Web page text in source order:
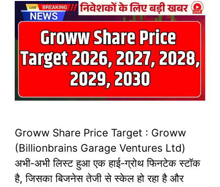
Groww Share Price Target : Groww
(Billionbrains Garage Ventures Ltd)
अभी‑अभी लिस्ट हुआ एक हाई‑ग्रोथ फिनटेक स्टॉक
है, जिसका बिजनेस तेजी से स्केल हो रहा है और